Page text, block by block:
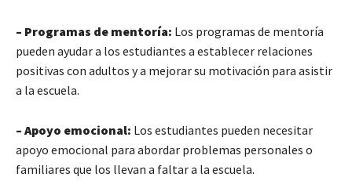
– Programas de mentoría: Los programas de mentoría
pueden ayudar a los estudiantes a establecer relaciones
positivas con adultos y a mejorar su motivación para asistir
a la escuela.
– Apoyo emocional: Los estudiantes pueden necesitar
apoyo emocional para abordar problemas personales o
familiares que los llevan a faltar a la escuela.